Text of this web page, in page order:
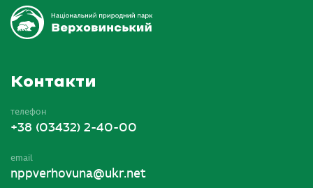
Контакти
телефон
+38 (03432) 2-40-00
email
nppverhovuna@ukr.net